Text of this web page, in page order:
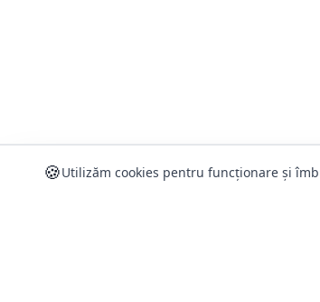
🍪Utilizăm cookies pentru funcționare și